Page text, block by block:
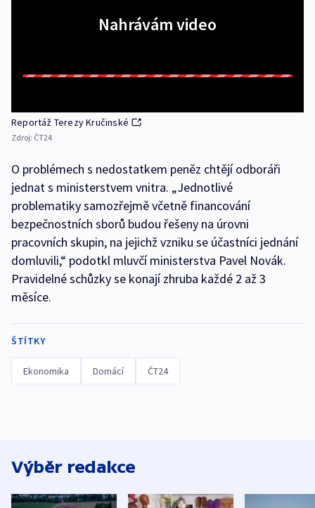
Nahrávám video
Reportáž Terezy Kručinské
Zdroj: ČT24
O problémech s nedostatkem peněz chtějí odboráři
jednat s ministerstvem vnitra. „Jednotlivé
problematiky samozřejmě včetně financování
bezpečnostních sborů budou řešeny na úrovni
pracovních skupin, na jejichž vzniku se účastníci jednání
domluvili,“ podotkl mluvčí ministerstva Pavel Novák.
Pravidelné schůzky se konají zhruba každé 2 až 3
měsíce.
ŠTÍTKY
Ekonomika Domácí ČT24
Výběr redakce